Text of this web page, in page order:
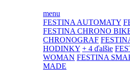
menu
FESTINA AUTOMATY
FESTINA CHRONO
CHRONOGRAF
HODINKY + 4 ďalšie
WOMAN FESTINA
MADE